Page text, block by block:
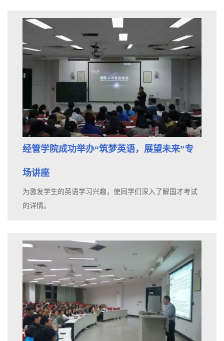
经管学院成功举办“筑梦英语，展望未来”专
场讲座
为激发学生的英语学习兴趣，使同学们深入了解国才考试
的详情。